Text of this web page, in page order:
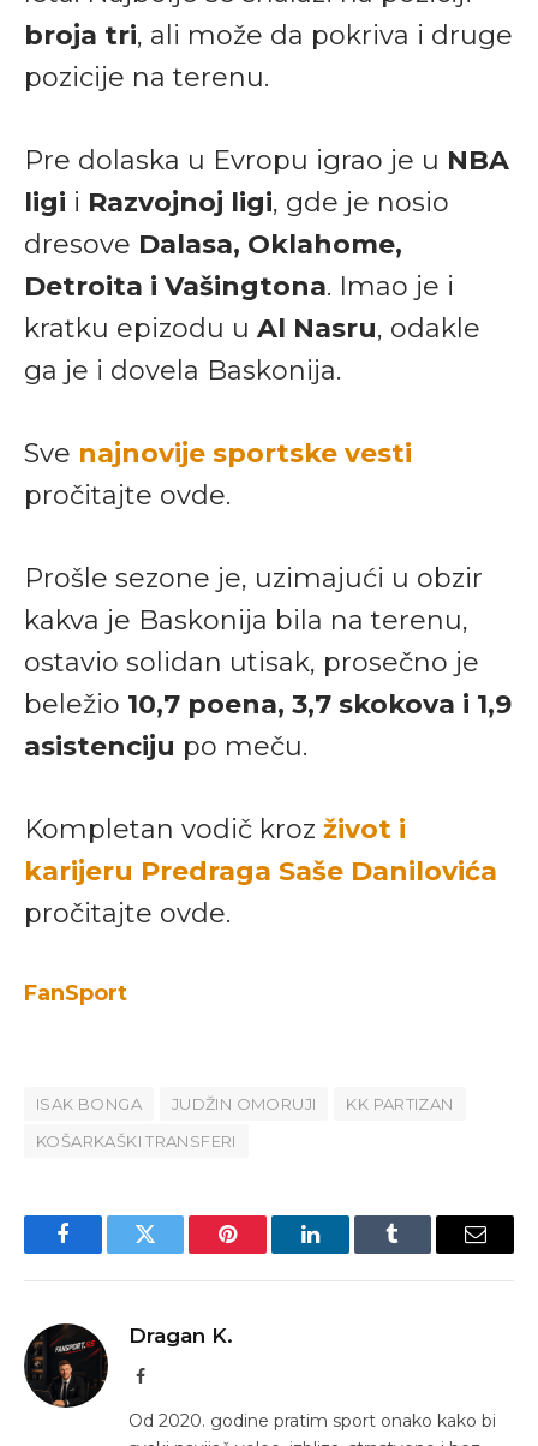
broja tri, ali može da pokriva i druge
pozicije na terenu.
Pre dolaska u Evropu igrao je u NBA
ligi i Razvojnoj ligi, gde je nosio
dresove Dalasa, Oklahome,
Detroita i Vašingtona. Imao je i
kratku epizodu u Al Nasru, odakle
ga je i dovela Baskonija.
Sve najnovije sportske vesti
pročitajte ovde.
Prošle sezone je, uzimajući u obzir
kakva je Baskonija bila na terenu,
ostavio solidan utisak, prosečno je
beležio 10,7 poena, 3,7 skokova i 1,9
asistenciju po meču.
Kompletan vodič kroz život i
karijeru Predraga Saše Danilovića
pročitajte ovde.
FanSport
ISAK BONGA JUDŽIN OMORUJI
KK PARTIZAN
KOŠARKAŠKI TRANSFERI
FacebookTwitter Pinterest LinkedInTumblr Email
Dragan K.
Facebook
Od 2020. godine pratim sport onako kako bi